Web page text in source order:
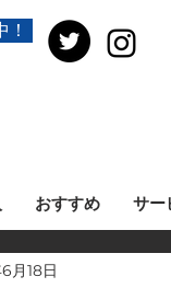
おすすめ サー
月18日